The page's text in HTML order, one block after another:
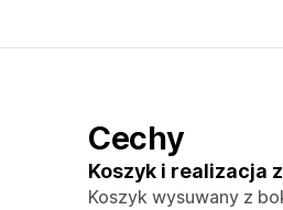
Cechy
Koszyk i realizacja
Koszyk wysuwany z